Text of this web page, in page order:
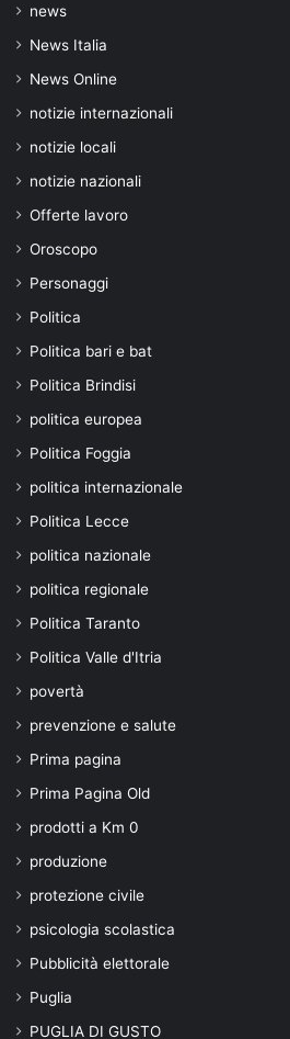
news
News Italia
News Online
notizie internazionali
notizie locali
notizie nazionali
Offerte lavoro
Oroscopo
Personaggi
Politica
Politica bari e bat
Politica Brindisi
politica europea
Politica Foggia
politica internazionale
Politica Lecce
politica nazionale
politica regionale
Politica Taranto
Politica Valle d'Itria
povertà
prevenzione e salute
Prima pagina
Prima Pagina Old
prodotti a Km 0
produzione
protezione civile
psicologia scolastica
Pubblicità elettorale
Puglia
PUGLIA DI GUSTO